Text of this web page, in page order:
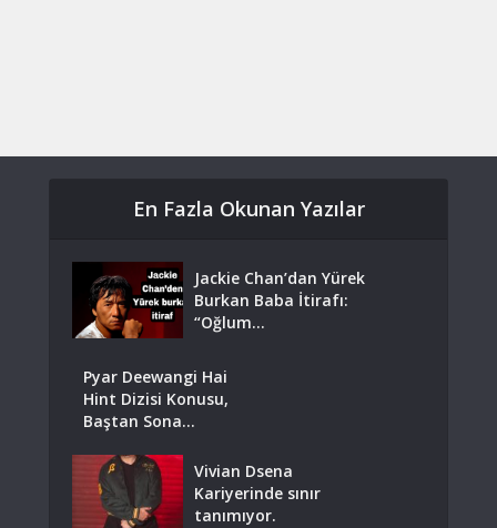
En Fazla Okunan Yazılar
Jackie Chan’dan Yürek
Burkan Baba İtirafı:
“Oğlum...
Pyar Deewangi Hai
Hint Dizisi Konusu,
Baştan Sona...
Vivian Dsena
Kariyerinde sınır
tanımıyor.